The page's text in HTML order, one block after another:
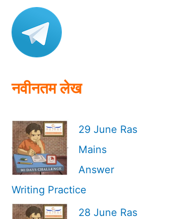
f
o
नवीनतम लेख
29 June Ras
Mains
Answer
Writing Practice
28 June Ras